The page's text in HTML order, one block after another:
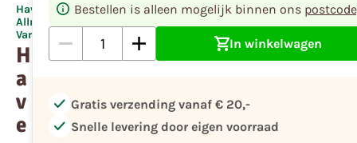
Havens Pig
Allround
Varkenskorrel
H
a
v
e
Bestellen is alleen mogelijk binnen ons
In winkelwagen
check Gratis verzending vanaf € 20,-
check Snelle levering door eigen voorraad